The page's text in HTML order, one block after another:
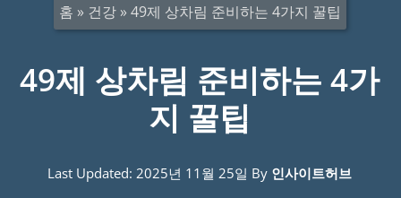
홈 » 건강»49제 상차림 준비하는 4가지 꿀팁
49제 상차림 준비하는 4가
지 꿀팁
Last Updated: 2025년 11월 25일 By 인사이트허브